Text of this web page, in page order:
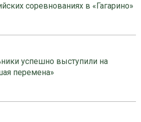
соревнованиях в «Гагарино»
успешно выступили на
перемена»